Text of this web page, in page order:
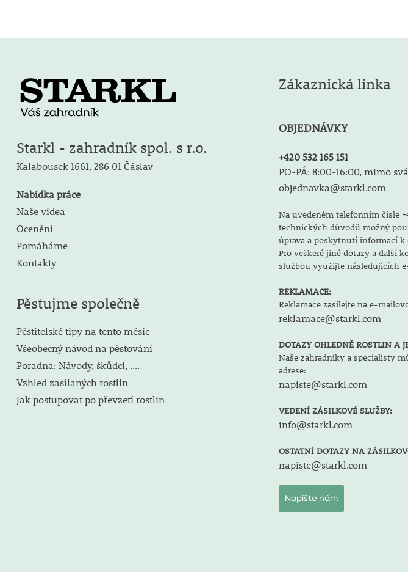
Starkl - zahradník spol. s r.o.
Kalabousek 1661, 286 01 Čáslav
Nabídka práce
Naše videa
Ocenění
Pomáháme
Kontakty
Pěstujme společně
Pěstitelské tipy na tento měsíc
Všeobecný návod na pěstování
Poradna: Návody, škůdci, ....
Vzhled zasílaných rostlin
Jak postupovat po převzetí rostlin
Zákaznická linka
OBJEDNÁVKY
+420 532 165 151
PO-PÁ: 8:00-16:00, mimo
objednavka@starkl.com
Na uvedeném telefonním čísle
technických důvodů možný
úprava a poskytnutí informací k
Pro veškeré jiné dotazy a další
službou využijte následujících
REKLAMACE:
Reklamace zasílejte na e-
reklamace@starkl.com
DOTAZY OHLEDNĚ ROSTLIN A
Naše zahradníky a specialisty
adrese:
napiste@starkl.com
VEDENÍ ZÁSILKOVÉ SLUŽBY:
info@starkl.com
OSTATNÍ DOTAZY NA
napiste@starkl.com
Napište nám